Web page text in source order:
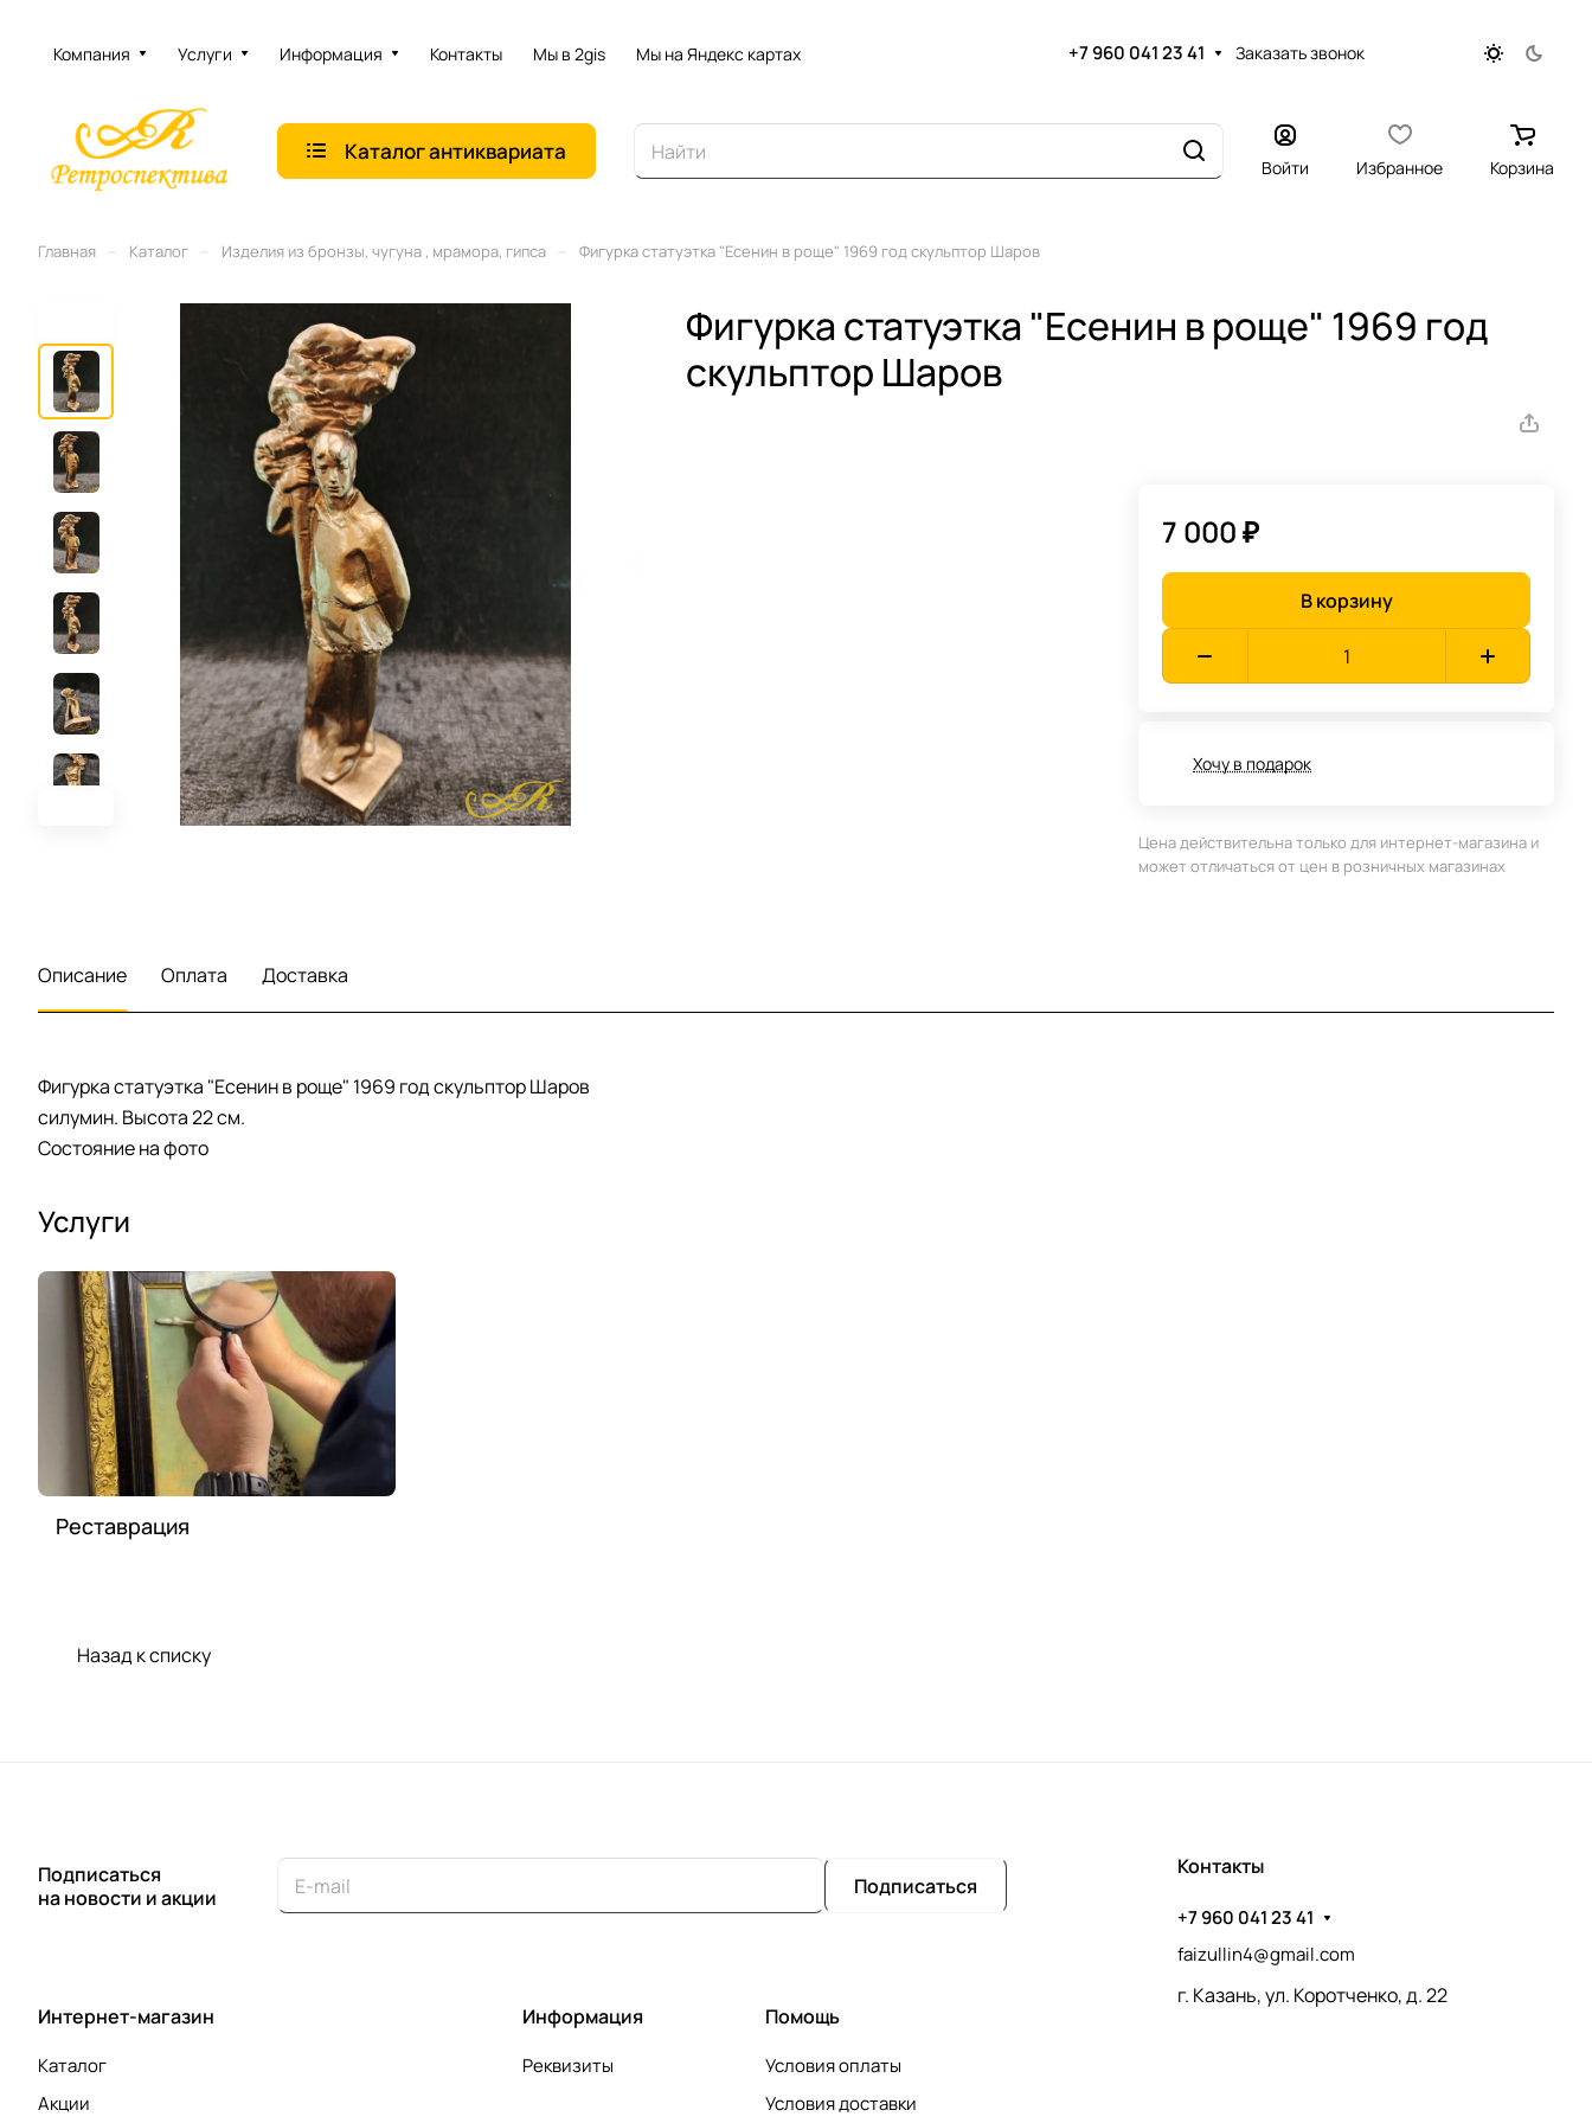
Компания Услуги Информация Контакты Мы в 2gis Мы на Яндекс картах +7 960 041 23 41 Заказать звонок
Каталог антиквариата
Войти Избранное Корзина
Главная Каталог Изделия из бронзы, чугуна , мрамора, гипса Фигурка статуэтка "Есенин в роще" 1969 год скульптор Шаров
Фигурка статуэтка "Есенин в роще" 1969 год
скульптор Шаров
7 000 ₽
В корзину
Хочу в подарок
Цена действительна только для интернет-магазина и
может отличаться от цен в розничных магазинах
Описание Оплата Доставка
Фигурка статуэтка "Есенин в роще" 1969 год скульптор Шаров
силумин. Высота 22 см.
Состояние на фото
Услуги
Реставрация
Назад к списку
Подписаться
на новости и акции
Подписаться
Интернет-магазин
Каталог
Акции
Информация
Реквизиты
Помощь
Условия оплаты
Условия доставки
Контакты
+7 960 041 23 41
faizullin4@gmail.com
г. Казань, ул. Коротченко, д. 22